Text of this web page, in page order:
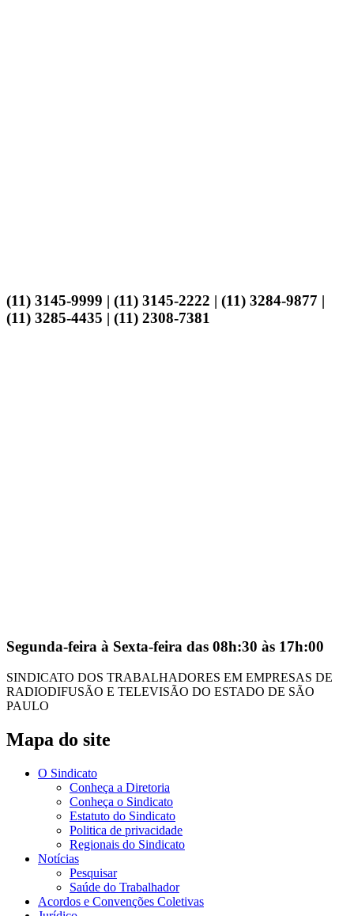
(11) 3145-9999 | (11) 3145-2222 | (11) 3284-9877 |
(11) 3285-4435 | (11) 2308-7381
Segunda-feira à Sexta-feira das 08h:30 às 17h:00
SINDICATO DOS TRABALHADORES EM EMPRESAS DE
RADIODIFUSÃO E TELEVISÃO DO ESTADO DE SÃO
PAULO
Mapa do site
O Sindicato
Conheça a Diretoria
Conheça o Sindicato
Estatuto do Sindicato
Politica de privacidade
Regionais do Sindicato
Notícias
Pesquisar
Saúde do Trabalhador
Acordos e Convenções Coletivas